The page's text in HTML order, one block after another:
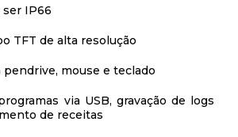
ser IP66
TFT de alta resolução
pendrive, mouse e teclado
via USB, gravação de logs
de receitas